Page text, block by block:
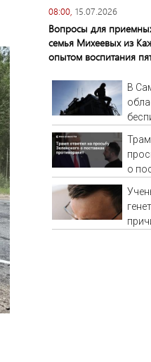
08:00, 15.07.2026
Вопросы для
семья Михеевых из
опытом воспитания
В
о